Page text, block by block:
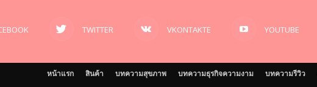
TWITTER VKONTAKTE YOUTUBE
หน้าแรก สินค้า บทความสุขภาพ บทความธุรกิจความงาม บทความรีวิว